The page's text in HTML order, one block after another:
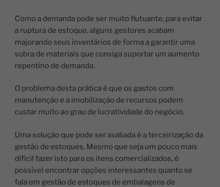
Como a demanda pode ser muito flutuante, para evitar
a ruptura de estoque, alguns gestores acabam
majorando seus inventários de forma a garantir uma
sobra de materiais que consiga suportar um aumento
repentino de demanda.
O problema desta prática é que os gastos com
manutenção e a imobilização de recursos podem
custar muito ao grau de lucratividade do negócio.
Uma solução que pode ser avaliada é a terceirização da
gestão de estoques. Mesmo que seja um pouco mais
difícil fazer isto para os itens comercializados, é
possível encontrar opções interessantes quanto se
fala em gestão de estoques de embalagens de